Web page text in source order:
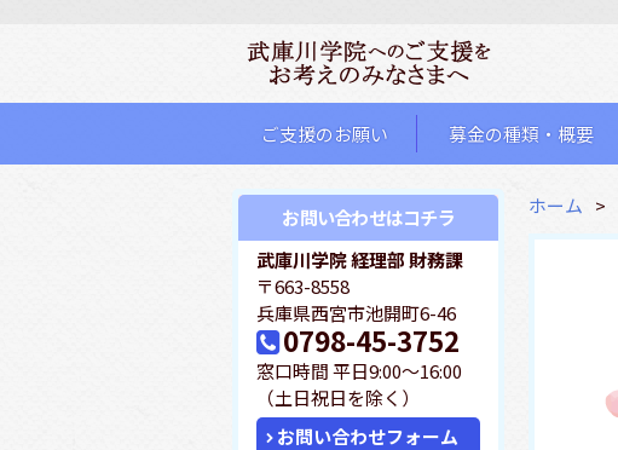
ご支援のお願い 募金の種類・概要
お問い合わせはコチラ
武庫川学院 経理部 財務課
〒663-8558
兵庫県西宮市池開町6-46
T
e
l.
0798-45-3752
窓口時間 平日9:00～16:00
（土日祝日を除く）
お問い合わせフォーム
ホーム